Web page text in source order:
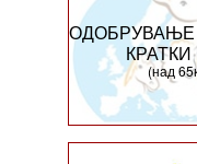
(над